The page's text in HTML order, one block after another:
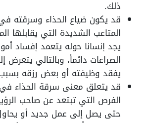
ذلك.
قد يكون ضياع الحذاء وسرقته
المتاعب الشديدة التي يقابلها
يجد إنسانا حوله يتعمد إفساد
الصراعات دائماً، وبالتالي
يفقد وظيفته أو بعض رزقه
قد يتعلق معنى سرقة الحذاء
الفرص التي تبتعد عن صاحب
حتى يصل إلى عمل جديد أو